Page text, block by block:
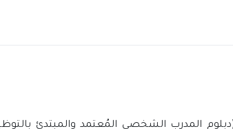
المدرب الشخصي المُعتمد والمبتدئ